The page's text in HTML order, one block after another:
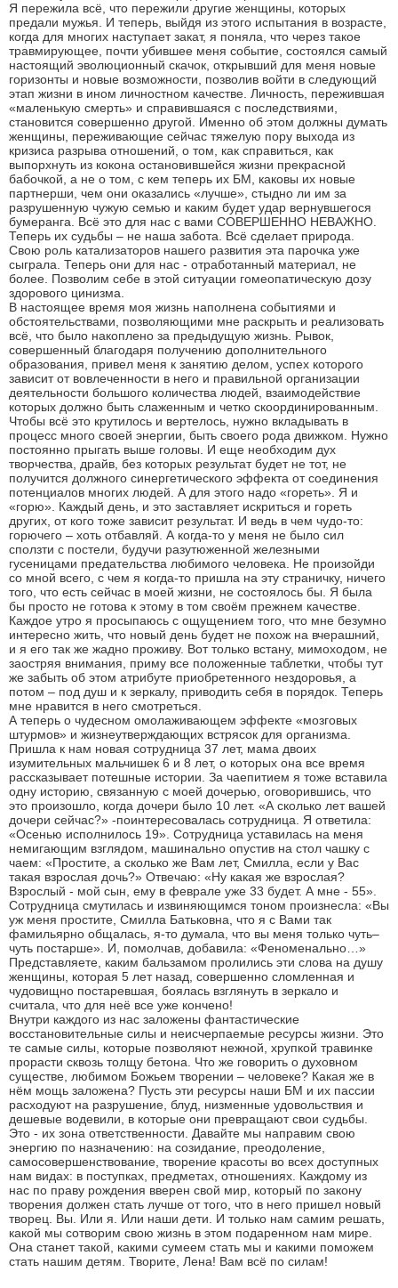
Я пережила всё, что пережили другие женщины, которых
предали мужья. И теперь, выйдя из этого испытания в возрасте,
когда для многих наступает закат, я поняла, что через такое
травмирующее, почти убившее меня событие, состоялся самый
настоящий эволюционный скачок, открывший для меня новые
горизонты и новые возможности, позволив войти в следующий
этап жизни в ином личностном качестве. Личность, пережившая
«маленькую смерть» и справившаяся с последствиями,
становится совершенно другой. Именно об этом должны думать
женщины, переживающие сейчас тяжелую пору выхода из
кризиса разрыва отношений, о том, как справиться, как
выпорхнуть из кокона остановившейся жизни прекрасной
бабочкой, а не о том, с кем теперь их БМ, каковы их новые
партнерши, чем они оказались «лучше», стыдно ли им за
разрушенную чужую семью и каким будет удар вернувшегося
бумеранга. Всё это для нас с вами СОВЕРШЕННО НЕВАЖНО.
Теперь их судьбы – не наша забота. Всё сделает природа.
Свою роль катализаторов нашего развития эта парочка уже
сыграла. Теперь они для нас - отработанный материал, не
более. Позволим себе в этой ситуации гомеопатическую дозу
здорового цинизма.
В настоящее время моя жизнь наполнена событиями и
обстоятельствами, позволяющими мне раскрыть и реализовать
всё, что было накоплено за предыдущую жизнь. Рывок,
совершенный благодаря получению дополнительного
образования, привел меня к занятию делом, успех которого
зависит от вовлеченности в него и правильной организации
деятельности большого количества людей, взаимодействие
которых должно быть слаженным и четко скоординированным.
Чтобы всё это крутилось и вертелось, нужно вкладывать в
процесс много своей энергии, быть своего рода движком. Нужно
постоянно прыгать выше головы. И еще необходим дух
творчества, драйв, без которых результат будет не тот, не
получится должного синергетического эффекта от соединения
потенциалов многих людей. А для этого надо «гореть». Я и
«горю». Каждый день, и это заставляет искриться и гореть
других, от кого тоже зависит результат. И ведь в чем чудо-то:
горючего – хоть отбавляй. А когда-то у меня не было сил
сползти с постели, будучи разутюженной железными
гусеницами предательства любимого человека. Не произойди
со мной всего, с чем я когда-то пришла на эту страничку, ничего
того, что есть сейчас в моей жизни, не состоялось бы. Я была
бы просто не готова к этому в том своём прежнем качестве.
Каждое утро я просыпаюсь с ощущением того, что мне безумно
интересно жить, что новый день будет не похож на вчерашний,
и я его так же жадно проживу. Вот только встану, мимоходом, не
заостряя внимания, приму все положенные таблетки, чтобы тут
же забыть об этом атрибуте приобретенного нездоровья, а
потом – под душ и к зеркалу, приводить себя в порядок. Теперь
мне нравится в него смотреться.
А теперь о чудесном омолаживающем эффекте «мозговых
штурмов» и жизнеутверждающих встрясок для организма.
Пришла к нам новая сотрудница 37 лет, мама двоих
изумительных мальчишек 6 и 8 лет, о которых она все время
рассказывает потешные истории. За чаепитием я тоже вставила
одну историю, связанную с моей дочерью, оговорившись, что
это произошло, когда дочери было 10 лет. «А сколько лет вашей
дочери сейчас?» -поинтересовалась сотрудница. Я ответила:
«Осенью исполнилось 19». Сотрудница уставилась на меня
немигающим взглядом, машинально опустив на стол чашку с
чаем: «Простите, а сколько же Вам лет, Смилла, если у Вас
такая взрослая дочь?» Отвечаю: «Ну какая же взрослая?
Взрослый - мой сын, ему в феврале уже 33 будет. А мне - 55».
Сотрудница смутилась и извиняющимся тоном произнесла: «Вы
уж меня простите, Смилла Батьковна, что я с Вами так
фамильярно общалась, я-то думала, что вы меня только чуть–
чуть постарше». И, помолчав, добавила: «Феноменально…»
Представляете, каким бальзамом пролились эти слова на душу
женщины, которая 5 лет назад, совершенно сломленная и
чудовищно постаревшая, боялась взглянуть в зеркало и
считала, что для неё все уже кончено!
Внутри каждого из нас заложены фантастические
восстановительные силы и неисчерпаемые ресурсы жизни. Это
те самые силы, которые позволяют нежной, хрупкой травинке
прорасти сквозь толщу бетона. Что же говорить о духовном
существе, любимом Божьем творении – человеке? Какая же в
нём мощь заложена? Пусть эти ресурсы наши БМ и их пассии
расходуют на разрушение, блуд, низменные удовольствия и
дешевые водевили, в которые они превращают свои судьбы.
Это - их зона ответственности. Давайте мы направим свою
энергию по назначению: на созидание, преодоление,
самосовершенствование, творение красоты во всех доступных
нам видах: в поступках, предметах, отношениях. Каждому из
нас по праву рождения вверен свой мир, который по закону
творения должен стать лучше от того, что в него пришел новый
творец. Вы. Или я. Или наши дети. И только нам самим решать,
какой мы сотворим свою жизнь в этом подаренном нам мире.
Она станет такой, какими сумеем стать мы и какими поможем
стать нашим детям. Творите, Лена! Вам всё по силам!